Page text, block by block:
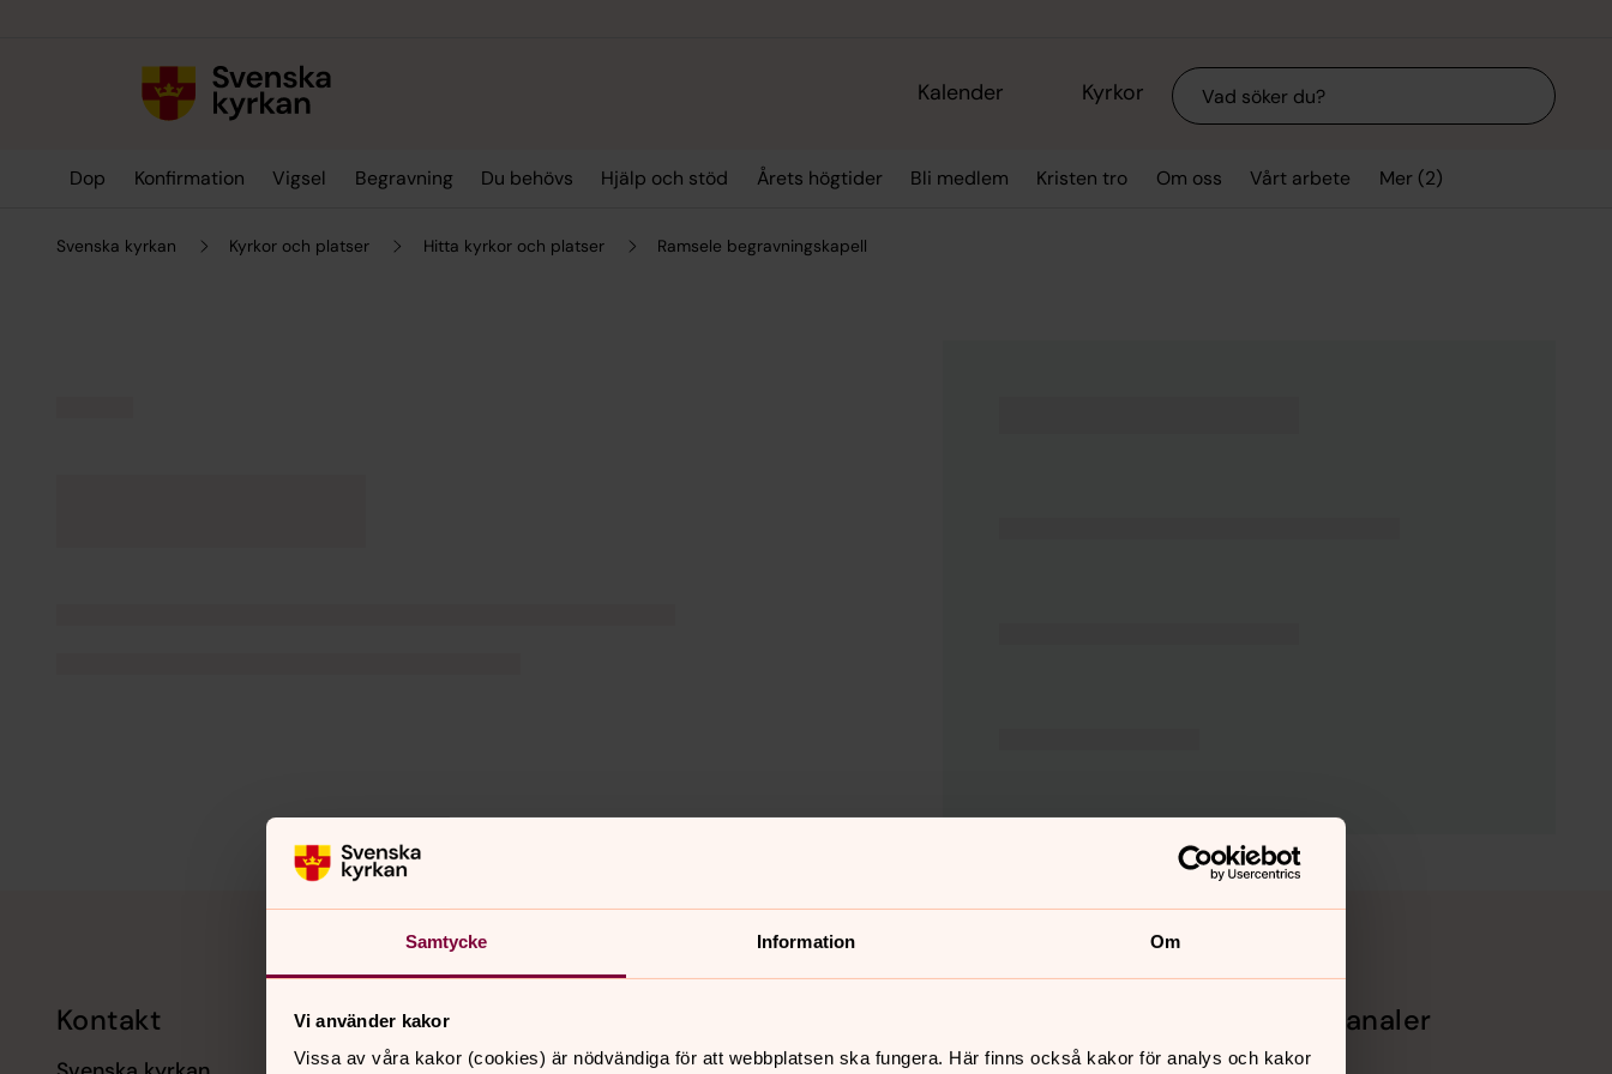
Samtycke Information Om
Vi använder kakor
Vissa av våra kakor (cookies) är nödvändiga för att webbplatsen ska fungera. Här finns också kakor för analys och kakor
Kalender Kyrkor Sök
Dop Konfirmation Vigsel Begravning Du behövs Hjälp och stöd Årets högtider Bli medlem Kristen tro Om oss Vårt arbete Mer (2)
Svenska kyrkan Kyrkor och platser Hitta kyrkor och platser Ramsele begravningskapell
Kontakt Kalender Sociala kanaler